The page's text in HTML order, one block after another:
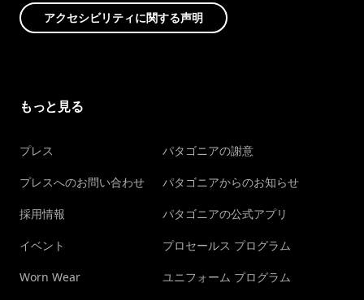
アクセシビリティに関する声明
もっと見る
プレス
プレスへのお問い合わせ
採用情報
イベント
Worn Wear
パタゴニアの謝意
パタゴニアからのお知らせ
パタゴニアの公式アプリ
プロセールス プログラム
ユニフォーム プログラム